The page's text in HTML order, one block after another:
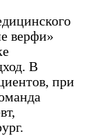
верфи»
В
при